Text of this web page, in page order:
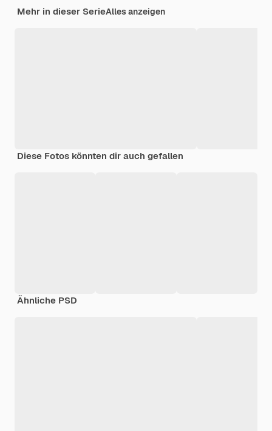
Mehr in dieser SerieAlles anzeigen
Diese Fotos könnten dir auch gefallen
Ähnliche PSD